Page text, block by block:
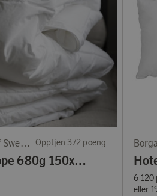
Borganäs of Sweden Opptjen 372 poeng
Hotellteppe 680g 150x200 cm
6 120
eller